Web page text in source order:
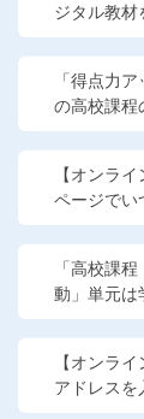
ジタル教材
「得点力
の高校課程
【オンラ
ページでい
「高校課
動」単元は
【オンラ
アドレスを